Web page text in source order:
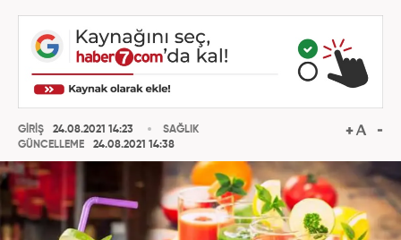
GİRİŞ
24.08.2021 14:23
GÜNCELLEME
24.08.2021 14:38
SAĞLIK